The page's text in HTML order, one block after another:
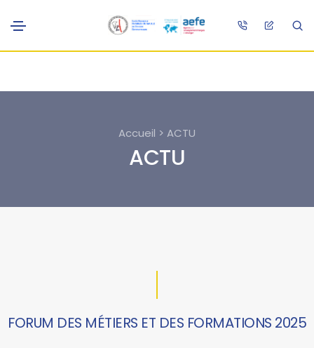
Accueil > ACTU
ACTU
FORUM DES MÉTIERS ET DES FORMATIONS 2025